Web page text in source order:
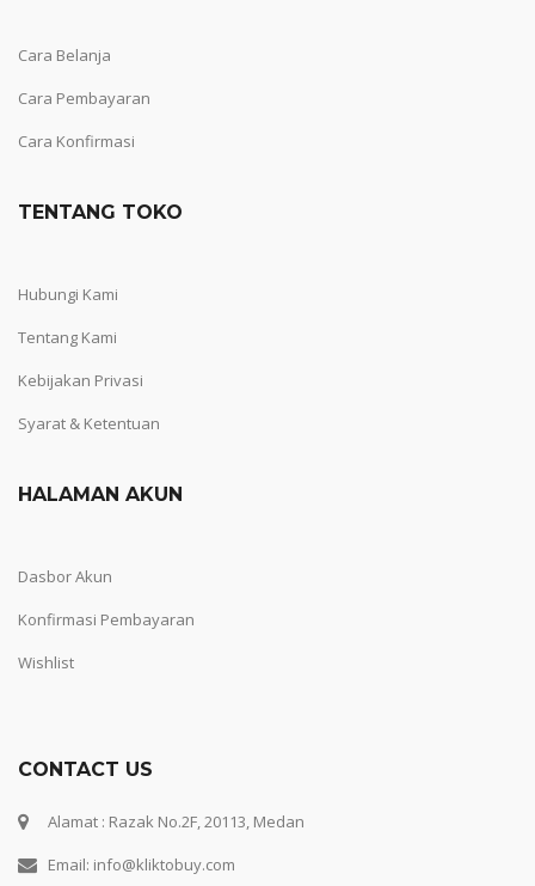
Cara Belanja
Cara Pembayaran
Cara Konfirmasi
TENTANG TOKO
Hubungi Kami
Tentang Kami
Kebijakan Privasi
Syarat & Ketentuan
HALAMAN AKUN
Dasbor Akun
Konfirmasi Pembayaran
Wishlist
CONTACT US
Alamat : Razak No.2F, 20113, Medan
Email: info@kliktobuy.com